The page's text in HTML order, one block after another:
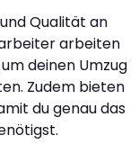
Qualität an
arbeiten
deinen Umzug
Zudem bieten
du genau das